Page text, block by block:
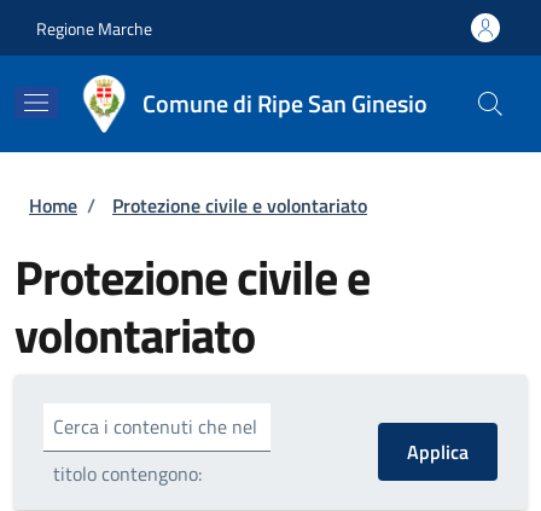
Regione Marche
Comune di Ripe San Ginesio
Briciole di pane
Home / Protezione civile e volontariato
Protezione civile e
volontariato
Cerca i contenuti che nel
titolo contengono: